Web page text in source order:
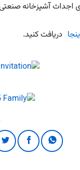
اجداث آشپزخانه
دریافت کنید.